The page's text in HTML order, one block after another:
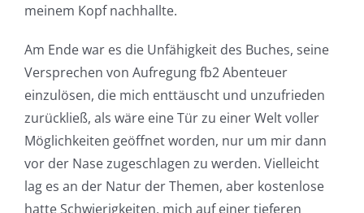
meinem Kopf nachhallte.
Am Ende war es die Unfähigkeit des Buches, seine
Versprechen von Aufregung fb2 Abenteuer
einzulösen, die mich enttäuscht und unzufrieden
zurückließ, als wäre eine Tür zu einer Welt voller
Möglichkeiten geöffnet worden, nur um mir dann
vor der Nase zugeschlagen zu werden. Vielleicht
lag es an der Natur der Themen, aber kostenlose
hatte Schwierigkeiten, mich auf einer tieferen